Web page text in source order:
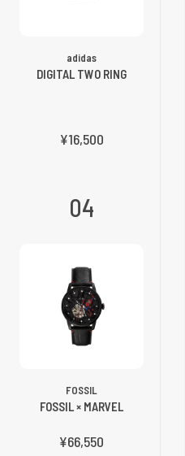
adidas
DIGITAL TWO RING
¥16,500
04
FOSSIL
FOSSIL × MARVEL
¥66,550